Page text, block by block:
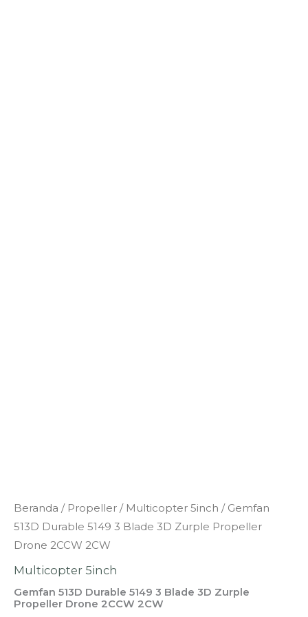
Beranda / Propeller / Multicopter 5inch / Gemfan
513D Durable 5149 3 Blade 3D Zurple Propeller
Drone 2CCW 2CW
Multicopter 5inch
Gemfan 513D Durable 5149 3 Blade 3D Zurple
Propeller Drone 2CCW 2CW
Kuantitas
Gemfan
513D
Durable
3